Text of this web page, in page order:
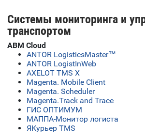
Системы мониторинга и
транспортом
ABM Cloud
ANTOR LogisticsMaster™
ANTOR LogistInWeb
AXELOT TMS X
Magenta. Mobile Client
Magenta. Scheduler
Magenta.Track and Trace
ГИС ОПТИМУМ
МАППА-Монитор логиста
ЯКурьер TMS